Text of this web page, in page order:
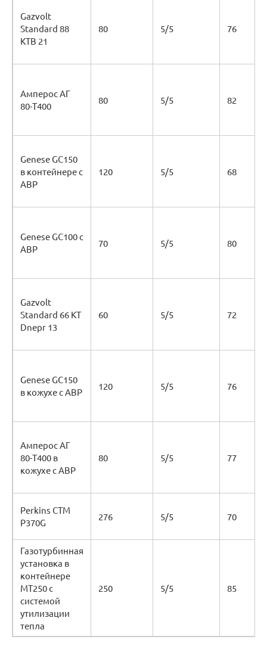
Gazvolt
Standard 88
KTB 21
80 5/5 76
Амперос АГ
80-Т400
80 5/5 82
Genese GC150
в контейнере с
АВР
120 5/5 68
Genese GC100 с
АВР
70 5/5 80
Gazvolt
Standard 66 KT
Dnepr 13
60 5/5 72
Genese GC150
в кожухе с АВР
120 5/5 76
Амперос АГ
80-Т400 в
кожухе с АВР
80 5/5 77
Perkins CTM
P370G
276 5/5 70
Газотурбинная
установка в
контейнере
MT250 с
системой
утилизации
тепла
250 5/5 85